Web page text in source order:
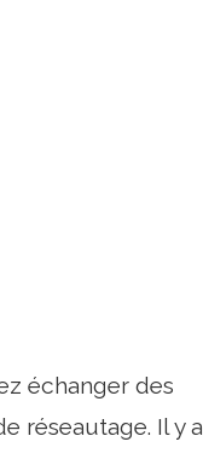
échanger des
réseautage. Il y a